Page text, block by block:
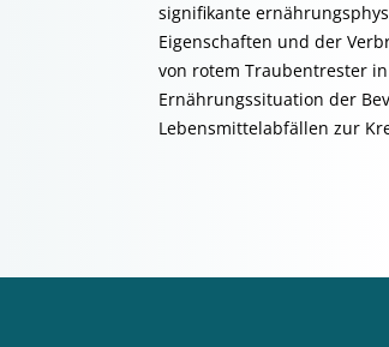
signifikante
Eigenschaften und der
von rotem Traubentrester
Ernährungssituation der
Lebensmittelabfällen zur